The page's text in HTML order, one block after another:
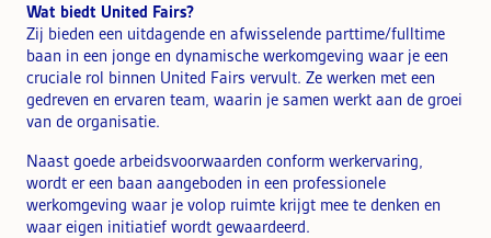
Wat biedt United Fairs?
Zij bieden een uitdagende en afwisselende parttime/fulltime
baan in een jonge en dynamische werkomgeving waar je een
cruciale rol binnen United Fairs vervult. Ze werken met een
gedreven en ervaren team, waarin je samen werkt aan de groei
van de organisatie.
Naast goede arbeidsvoorwaarden conform werkervaring,
wordt er een baan aangeboden in een professionele
werkomgeving waar je volop ruimte krijgt mee te denken en
waar eigen initiatief wordt gewaardeerd.